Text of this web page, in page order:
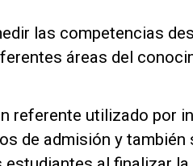
las competencias
áreas del
referente utilizado por
de admisión y también